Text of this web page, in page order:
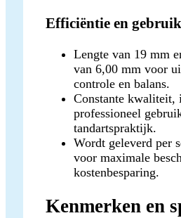
Efficiëntie en
Lengte van 19 mm
van 6,00 mm voor
controle en balans.
Constante kwaliteit,
professioneel
tandartspraktijk.
Wordt geleverd per
voor maximale
kostenbesparing.
Kenmerken en